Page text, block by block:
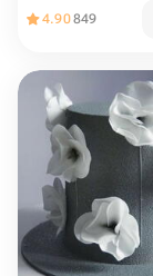
4.90849